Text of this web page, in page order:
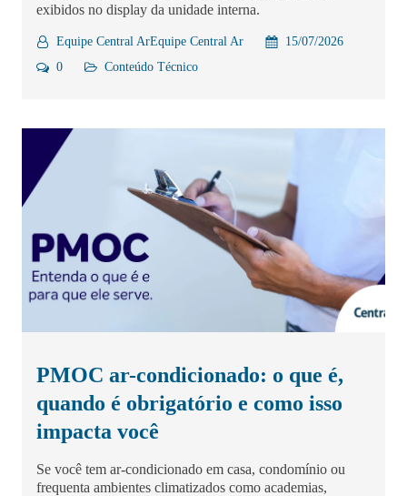
exibidos no display da unidade interna.
Equipe Central ArEquipe Central Ar
15/07/2026
0
Conteúdo Técnico
PMOC ar-condicionado: o que é,
quando é obrigatório e como isso
impacta você
Se você tem ar-condicionado em casa, condomínio ou
frequenta ambientes climatizados como academias,